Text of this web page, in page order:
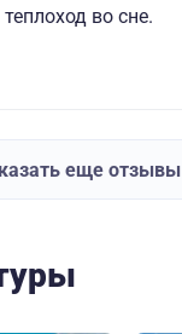
во сне.
еще отзывы